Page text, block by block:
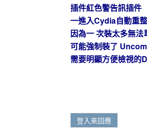
插件紅色警告訊插件
一進入Cydia自動重
因為一 次裝太多無法
可能強制裝了
需要明顯方便檢視的
登入來回應